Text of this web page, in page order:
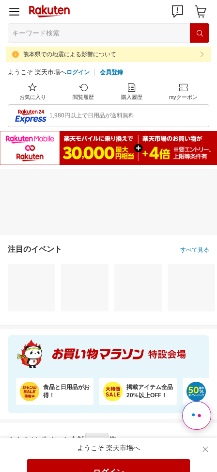
熊本県での地震による影響について
ようこそ 楽天市場へログイン 会員登録
お気に入り 閲覧履歴 購入履歴 myクーポン
1,980円以上で日用品が送料無料
ようこそ 楽天市場へ
注目のイベント すべて見る
食品と日用品がお
得！
掲載アイテム全品
20%以上OFF！
あなたはポイント 合計 倍